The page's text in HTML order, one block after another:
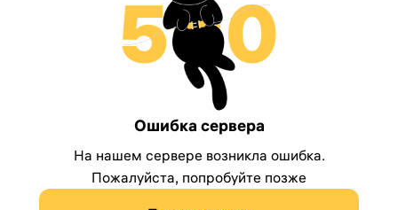
Ошибка сервера
На нашем сервере возникла ошибка.
Пожалуйста, попробуйте позже